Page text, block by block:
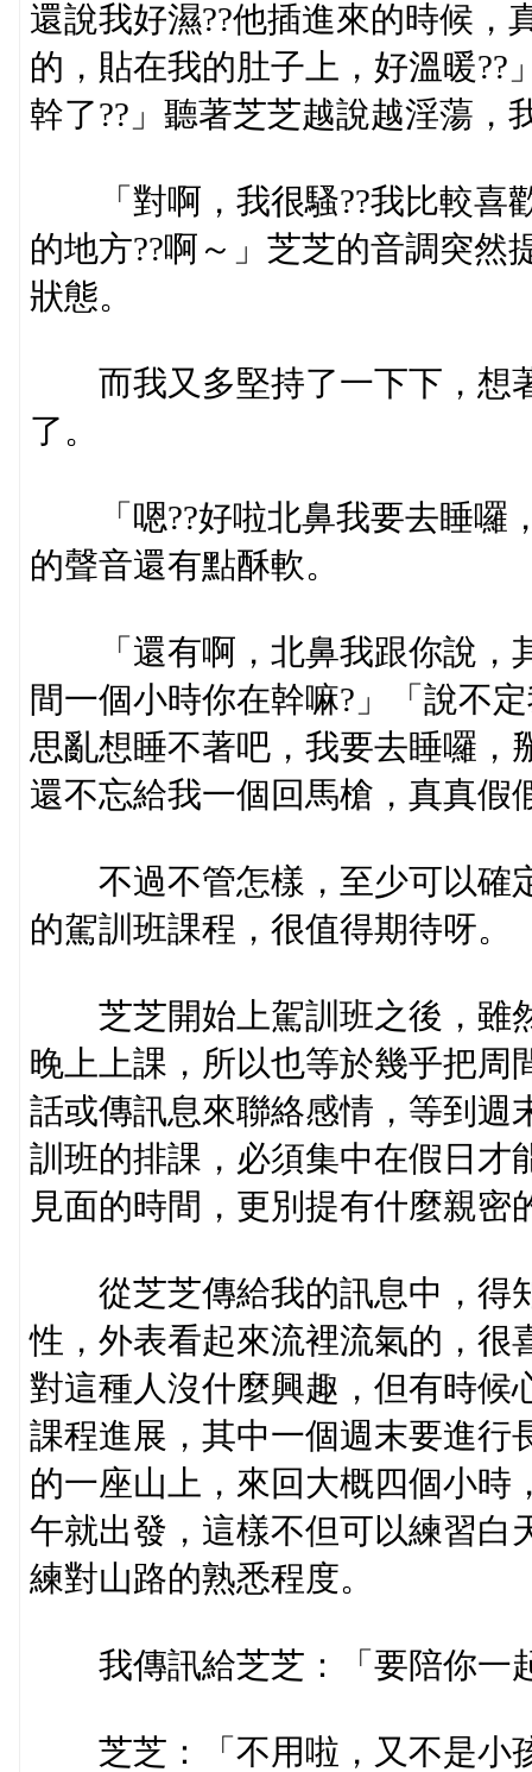
還說我好濕??他插進來的時候，
的，貼在我的肚子上，好溫暖??
幹了??」聽著芝芝越說越淫蕩，
「對啊，我很騷??我比較喜
的地方??啊～」芝芝的音調突然
狀態。
而我又多堅持了一下下，想
了。
「嗯??好啦北鼻我要去睡囉
的聲音還有點酥軟。
「還有啊，北鼻我跟你說，
間一個小時你在幹嘛?」「說不
思亂想睡不著吧，我要去睡囉，
還不忘給我一個回馬槍，真真假
不過不管怎樣，至少可以確
的駕訓班課程，很值得期待呀。
芝芝開始上駕訓班之後，雖
晚上上課，所以也等於幾乎把周
話或傳訊息來聯絡感情，等到週
訓班的排課，必須集中在假日才
見面的時間，更別提有什麼親密
從芝芝傳給我的訊息中，得
性，外表看起來流裡流氣的，很
對這種人沒什麼興趣，但有時候
課程進展，其中一個週末要進行
的一座山上，來回大概四個小時
午就出發，這樣不但可以練習白
練對山路的熟悉程度。
我傳訊給芝芝：「要陪你一
芝芝：「不用啦，又不是小